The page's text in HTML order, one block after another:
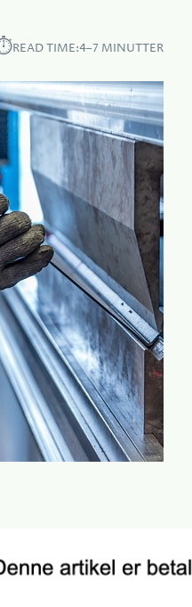
READ TIME:4–7 MINUTTER